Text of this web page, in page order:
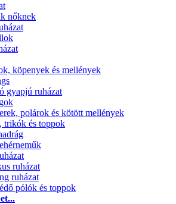
nőknek
köpenyek és mellények
gyapjú ruházat
polárok és kötött mellények
trikók és toppok
ruházat
ruházat
pólók és toppok